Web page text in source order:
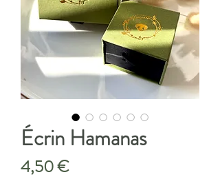
Écrin Hamanas
4,50 €Prix